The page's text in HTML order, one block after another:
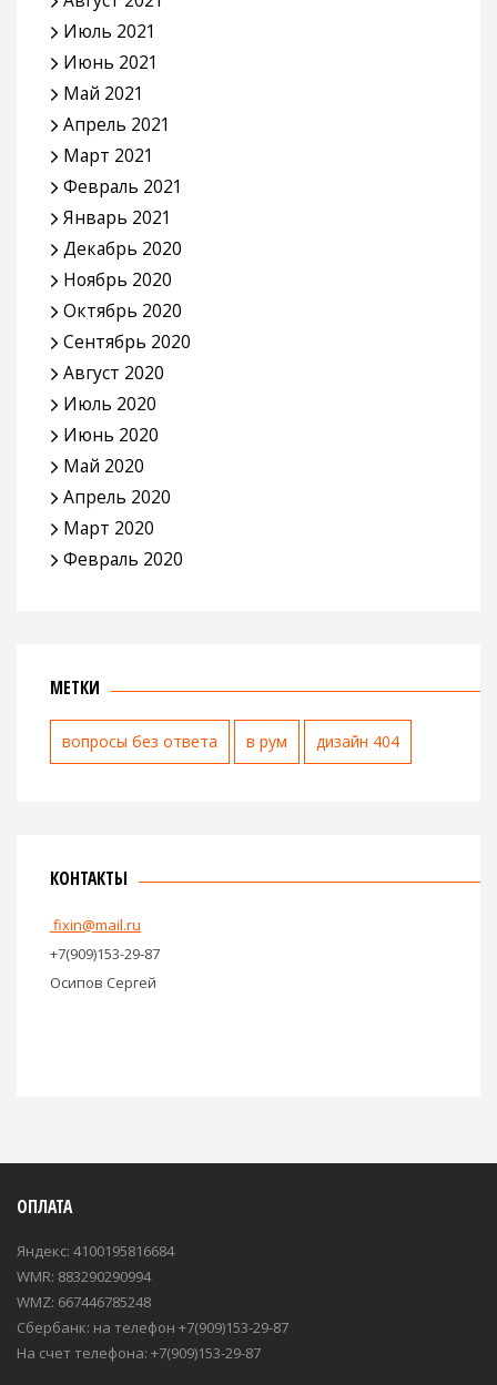
Июль 2021
Июнь 2021
Май 2021
Апрель 2021
Март 2021
Февраль 2021
Январь 2021
Декабрь 2020
Ноябрь 2020
Октябрь 2020
Сентябрь 2020
Август 2020
Июль 2020
Июнь 2020
Май 2020
Апрель 2020
Март 2020
Февраль 2020
МЕТКИ
вопросы без ответа в рум дизайн 404
КОНТАКТЫ
fixin@mail.ru
+7(909)153-29-87
Осипов Сергей
ОПЛАТА
Яндекс: 4100195816684
WMR: 883290290994
WMZ: 667446785248
Сбербанк: на телефон +7(909)153-29-87
На счет телефона: +7(909)153-29-87